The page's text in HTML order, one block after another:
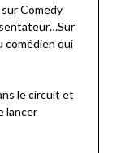
Comedy
Sur
comédien qui
le circuit et
lancer